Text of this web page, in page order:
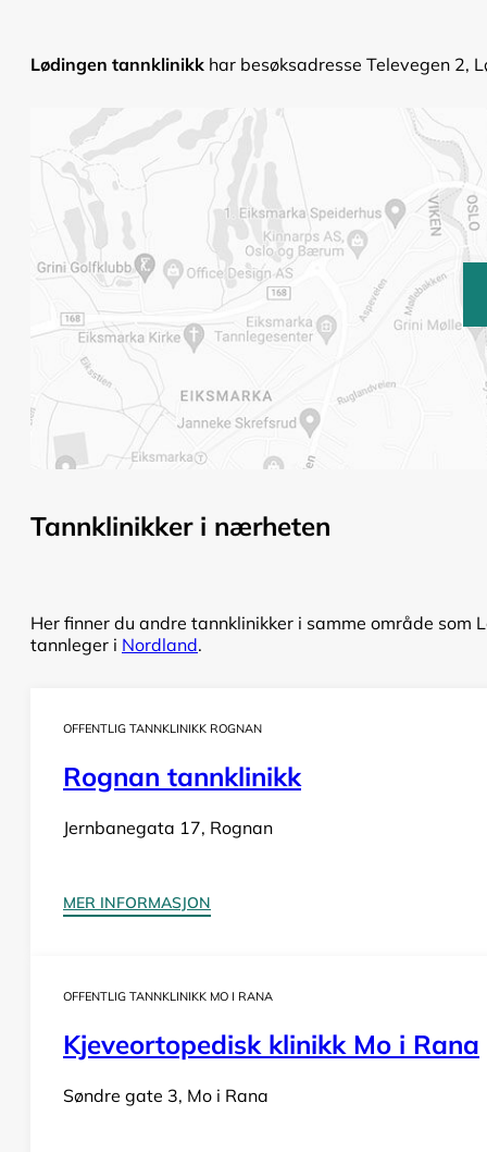
Lødingen tannklinikk har besøksadresse Televegen 2,
Tannklinikker i nærheten
Her finner du andre tannklinikker i samme område som
tannleger i Nordland.
OFFENTLIG TANNKLINIKK ROGNAN
Rognan tannklinikk
Jernbanegata 17, Rognan
MER INFORMASJON
OFFENTLIG TANNKLINIKK MO I RANA
Kjeveortopedisk klinikk Mo i Rana
Søndre gate 3, Mo i Rana